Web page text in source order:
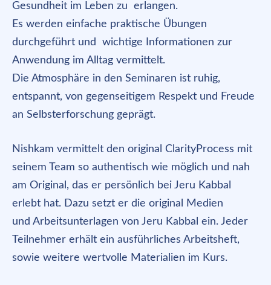
Gesundheit im Leben zu erlangen.
Es werden einfache praktische Übungen
durchgeführt und wichtige Informationen zur
Anwendung im Alltag vermittelt.
Die Atmosphäre in den Seminaren ist ruhig,
entspannt, von gegenseitigem Respekt und Freude
an Selbsterforschung geprägt.
Nishkam vermittelt den original ClarityProcess mit
seinem Team so authentisch wie möglich und nah
am Original, das er persönlich bei Jeru Kabbal
erlebt hat. Dazu setzt er die original Medien
und Arbeitsunterlagen von Jeru Kabbal ein. Jeder
Teilnehmer erhält ein ausführliches Arbeitsheft,
sowie weitere wertvolle Materialien im Kurs.